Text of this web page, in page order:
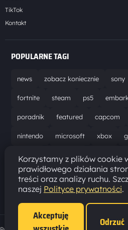
TikTok
Kontakt
POPULARNE TAGI
news zobacz koniecznie sony
fortnite steam ps5
poradnik featured capcom
nintendo microsoft xbox
solucja marathon ubisoft
resident evil requiem gaming
epic games hytale
Korzystamy z plików cookie
prawidłowego działania
treści oraz analizy ruchu.
naszej Polityce prywatności.
Akceptuję
Odrzuć